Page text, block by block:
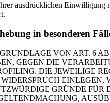
ausdrücklichen
in besonderen
VON ART. 6
GEGEN DIE
DIE JEWEILIGE
GRÜNDE